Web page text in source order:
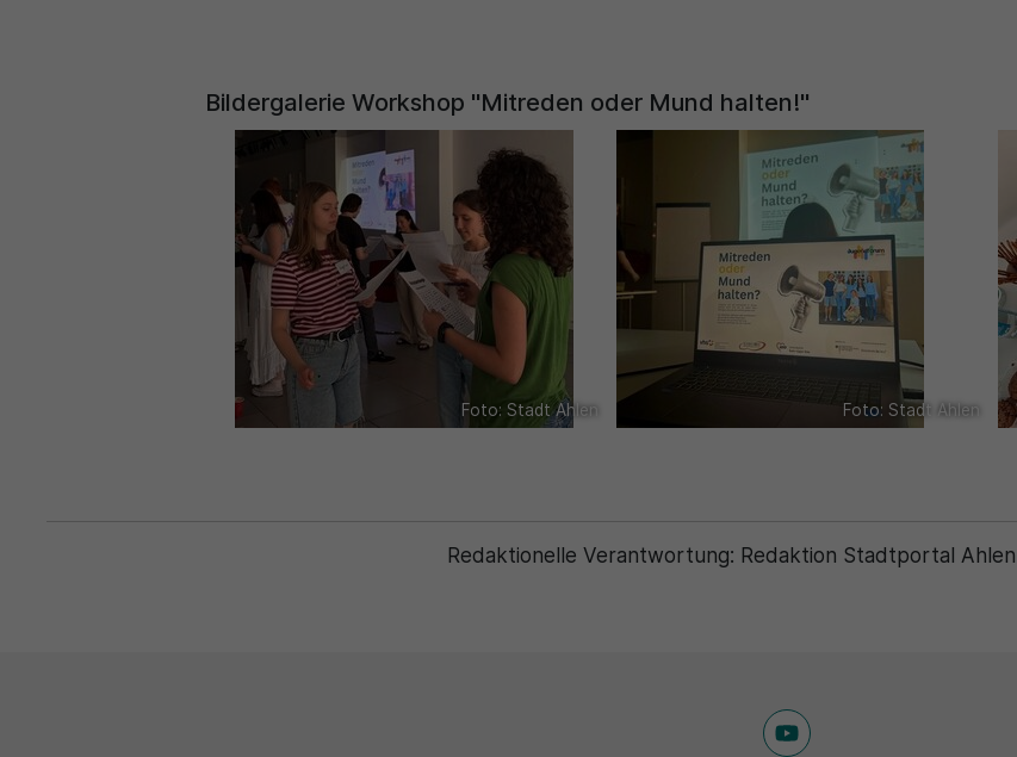
Bildergalerie Workshop "Mitreden oder Mund halten!"
Foto: Stadt Ahlen Foto: Stadt Ahlen
Redaktionelle Verantwortung: Redaktion Stadtportal Ahlen